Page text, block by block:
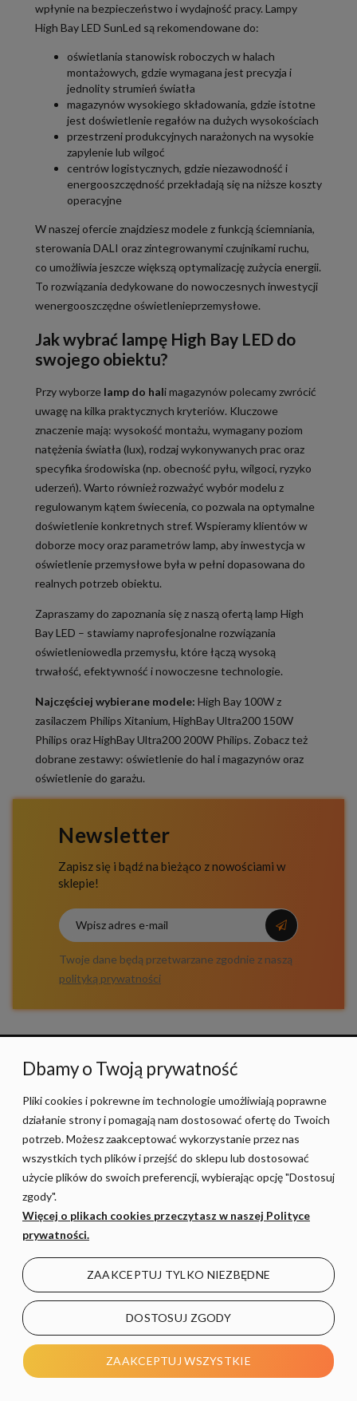
wpłynie na bezpieczeństwo i wydajność pracy. Lampy
High Bay LED SunLed są rekomendowane do:
oświetlania stanowisk roboczych w halach
montażowych, gdzie wymagana jest precyzja i
jednolity strumień światła
magazynów wysokiego składowania, gdzie istotne
jest doświetlenie regałów na dużych wysokościach
przestrzeni produkcyjnych narażonych na wysokie
zapylenie lub wilgoć
centrów logistycznych, gdzie niezawodność i
energooszczędność przekładają się na niższe koszty
operacyjne
W naszej ofercie znajdziesz modele z funkcją ściemniania,
sterowania DALI oraz zintegrowanymi czujnikami ruchu,
co umożliwia jeszcze większą optymalizację zużycia energii.
To rozwiązania dedykowane do nowoczesnych inwestycji
wenergooszczędne oświetlenieprzemysłowe.
Jak wybrać lampę High Bay LED do
swojego obiektu?
Przy wyborze lamp do hali magazynów polecamy zwrócić
uwagę na kilka praktycznych kryteriów. Kluczowe
znaczenie mają: wysokość montażu, wymagany poziom
natężenia światła (lux), rodzaj wykonywanych prac oraz
specyfika środowiska (np. obecność pyłu, wilgoci, ryzyko
uderzeń). Warto również rozważyć wybór modelu z
regulowanym kątem świecenia, co pozwala na optymalne
doświetlenie konkretnych stref. Wspieramy klientów w
doborze mocy oraz parametrów lamp, aby inwestycja w
oświetlenie przemysłowe była w pełni dopasowana do
realnych potrzeb obiektu.
Zapraszamy do zapoznania się z naszą ofertą lamp High
Bay LED – stawiamy naprofesjonalne rozwiązania
oświetleniowedla przemysłu, które łączą wysoką
trwałość, efektywność i nowoczesne technologie.
Najczęściej wybierane modele: High Bay 100W z
zasilaczem Philips Xitanium, HighBay Ultra200 150W
Philips orazHighBay Ultra200 200W Philips. Zobacz też
dobrane zestawy: oświetlenie do hal i magazynów oraz
oświetlenie do garażu.
Newsletter
Zapisz się i bądź na bieżąco z nowościami w
sklepie!
Twoje dane będą przetwarzane zgodnie z naszą
polityką prywatności
KONTAKT
Paderewskiego 3B
59-400 Jawor
Pn - Pt 8:00-16:00
+48 690 128 561
POMOC
MOJE KONTO
Dbamy o Twoją prywatność
Pliki cookies i pokrewne im technologie umożliwiają poprawne
działanie strony i pomagają nam dostosować ofertę do Twoich
potrzeb. Możesz zaakceptować wykorzystanie przez nas
wszystkich tych plików i przejść do sklepu lub dostosować
użycie plików do swoich preferencji, wybierając opcję "Dostosuj
zgody".
Więcej o plikach cookies przeczytasz w naszej Polityce
prywatności.
ZAAKCEPTUJ TYLKO NIEZBĘDNE
DOSTOSUJ ZGODY
ZAAKCEPTUJ WSZYSTKIE